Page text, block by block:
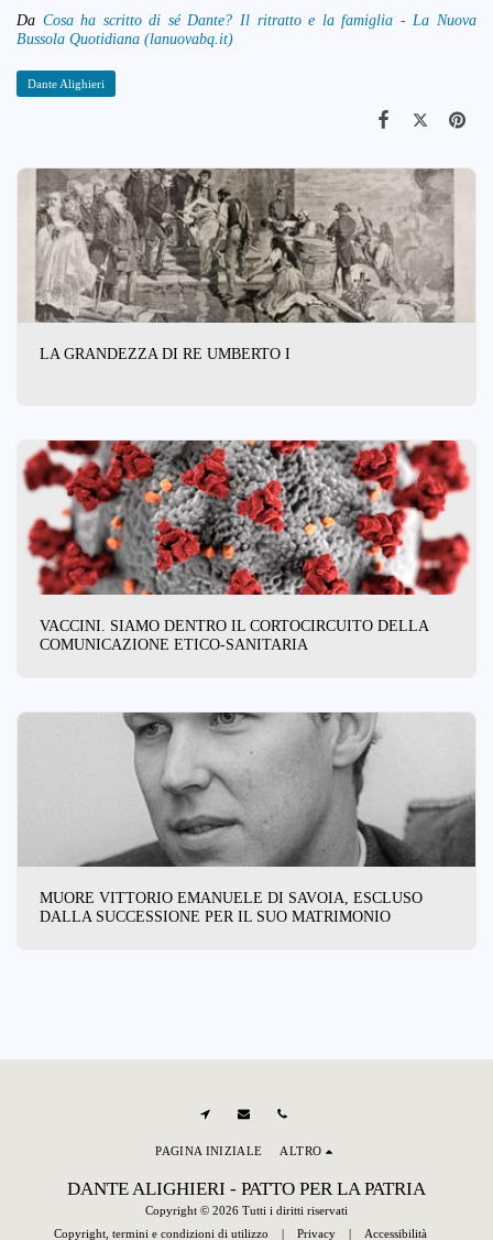
Da Cosa ha scritto di sé Dante? Il ritratto e la famiglia - La Nuova
Bussola Quotidiana (lanuovabq.it)
Dante Alighieri
LA GRANDEZZA DI RE UMBERTO I
VACCINI. SIAMO DENTRO IL CORTOCIRCUITO DELLA
COMUNICAZIONE ETICO-SANITARIA
MUORE VITTORIO EMANUELE DI SAVOIA, ESCLUSO
DALLA SUCCESSIONE PER IL SUO MATRIMONIO
DANTE ALIGHIERI - PATTO PER LA PATRIA
Copyright © 2026 Tutti i diritti riservati
Copyright, termini e condizioni di utilizzo | Privacy| Accessibilità
PAGINA INIZIALE ALTRO